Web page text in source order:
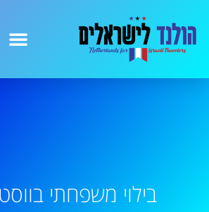
בילוי משפחתי